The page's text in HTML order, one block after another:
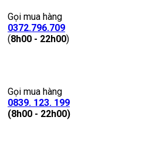
Gọi mua hàng
0372.796.709
(8h00 - 22h00)
Gọi mua hàng
0839. 123. 199
(8h00 - 22h00)